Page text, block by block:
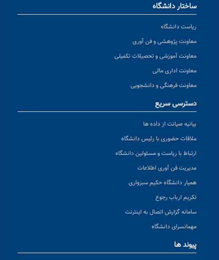
ساختار دانشگاه
ریاست دانشگاه
معاونت پژوهشی و فن آوری
معاونت آموزشی و تحصیلات تکمیلی
معاونت اداری مالی
معاونت فرهنگی و دانشجویی
دسترسی سریع
بیانیه صیانت از داده ها
ملاقات حضوری با رئیس دانشگاه
ارتباط با ریاست و مسئولین دانشگاه
مدیریت فن آوری اطلاعات
همیار دانشگاه حکیم سبزواری
تکریم ارباب رجوع
سامانه گزارش اتصال به اینترنت
مهمانسرای دانشگاه
پیوند ها